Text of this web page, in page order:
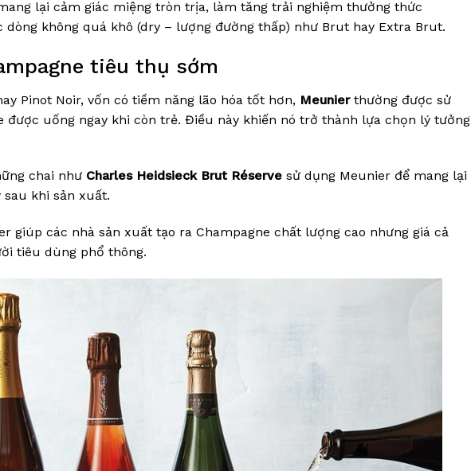
lại cảm giác miệng tròn trịa, làm tăng trải nghiệm thưởng thức
dòng không quá khô (dry – lượng đường thấp) như Brut hay Extra Brut.
tiêu thụ sớm
Pinot Noir, vốn có tiềm năng lão hóa tốt hơn, Meunierthường được sử
được uống ngay khi còn trẻ. Điều này khiến nó trở thành lựa chọn lý tưởng
chai như Charles Heidsieck Brut Réservesử dụng Meunier để mang lại
khi sản xuất.
giúp các nhà sản xuất tạo ra Champagne chất lượng cao nhưng giá cả
tiêu dùng phổ thông.